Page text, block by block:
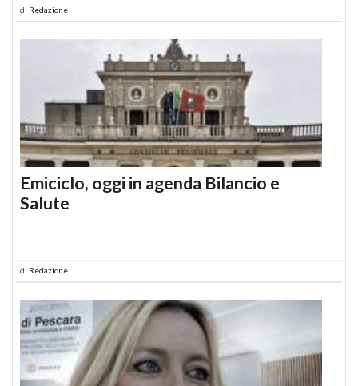
di Redazione
Emiciclo, oggi in agenda Bilancio e
Salute
di Redazione